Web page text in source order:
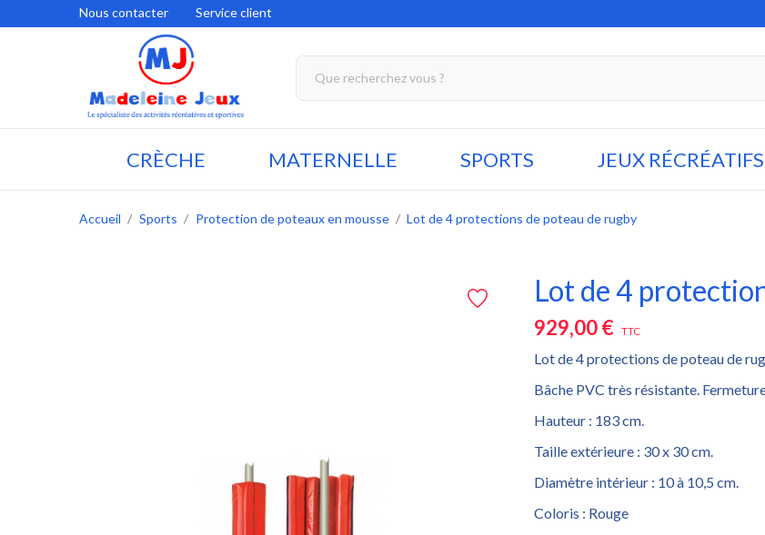
Nous contacter Service client
CRÈCHE MATERNELLE SPORTS JEUX RÉCRÉATIFS
Accueil Sports Protection de poteaux en mousse Lot de 4 protections de poteau de rugby
Lot de 4
929,00 € TTC
Lot de 4 protections de poteau de
Bâche PVC très résistante.
Hauteur : 183 cm.
Taille extérieure : 30 x 30 cm.
Diamètre intérieur : 10 à 10,5 cm.
Coloris : Rouge